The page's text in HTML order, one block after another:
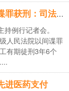
千红网配资 外交部回应一日企员工因间谍罪获刑：司法机关依法办案
例行记者会。
人民法院以间谍罪
有期徒刑3年6个
进医药支付